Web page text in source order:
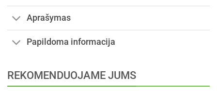
Aprašymas
Papildoma informacija
REKOMENDUOJAME JUMS